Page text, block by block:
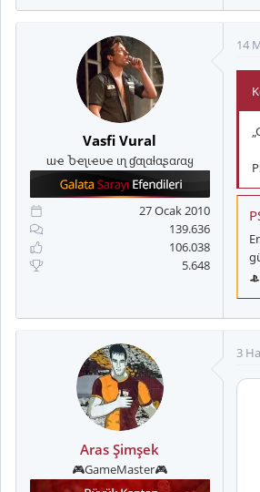
Vasfi Vural
ɯҽ Ⴆҽʅιҽʋҽ ιɳ ɠαʅαƚαʂαɾαყ
27 Ocak 2010
139.636
106.038
5.648
14
Aras Şimşek
🎮GameMaster🎮
3